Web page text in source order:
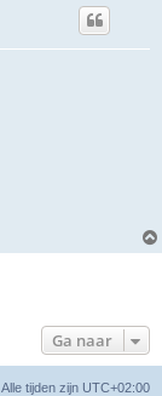
Ga naar
Alle tijden zijn UTC+02:00